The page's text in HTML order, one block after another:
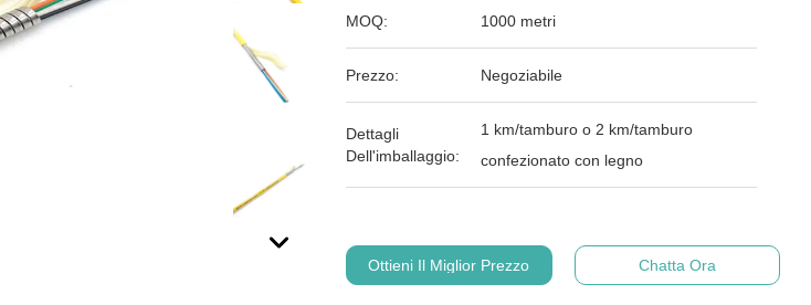
MOQ: 1000 metri
Prezzo: Negoziabile
Dettagli
Dell'imballaggio:
1 km/tamburo o 2 km/tamburo
confezionato con legno
Ottieni Il Miglior Prezzo Chatta Ora